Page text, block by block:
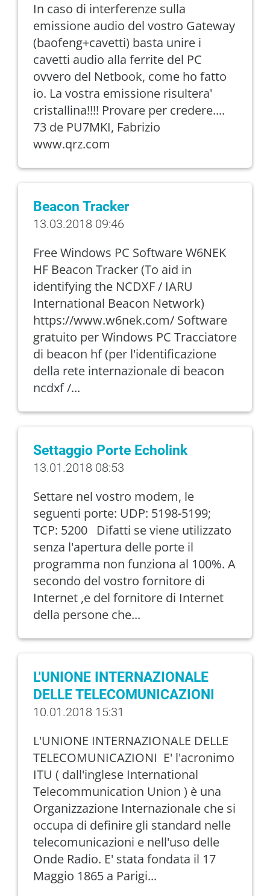
In caso di interferenze sulla
emissione audio del vostro Gateway
(baofeng+cavetti) basta unire i
cavetti audio alla ferrite del PC
ovvero del Netbook, come ho fatto
io. La vostra emissione risultera'
cristallina!!!! Provare per credere....
73 de PU7MKI, Fabrizio
www.qrz.com
Beacon Tracker
13.03.2018 09:46
Free Windows PC Software W6NEK
HF Beacon Tracker (To aid in
identifying the NCDXF / IARU
International Beacon Network)
https://www.w6nek.com/ Software
gratuito per Windows PC Tracciatore
di beacon hf (per l'identificazione
della rete internazionale di beacon
ncdxf /...
Settaggio Porte Echolink
13.01.2018 08:53
Settare nel vostro modem, le
seguenti porte: UDP: 5198-5199;
TCP: 5200 Difatti se viene utilizzato
senza l'apertura delle porte il
programma non funziona al 100%. A
secondo del vostro fornitore di
Internet ,e del fornitore di Internet
della persone che...
L'UNIONE INTERNAZIONALE
DELLE TELECOMUNICAZIONI
10.01.2018 15:31
L'UNIONE INTERNAZIONALE DELLE
TELECOMUNICAZIONI E' l'acronimo
ITU ( dall'inglese International
Telecommunication Union ) è una
Organizzazione Internazionale che si
occupa di definire gli standard nelle
telecomunicazioni e nell'uso delle
Onde Radio. E' stata fondata il 17
Maggio 1865 a Parigi...